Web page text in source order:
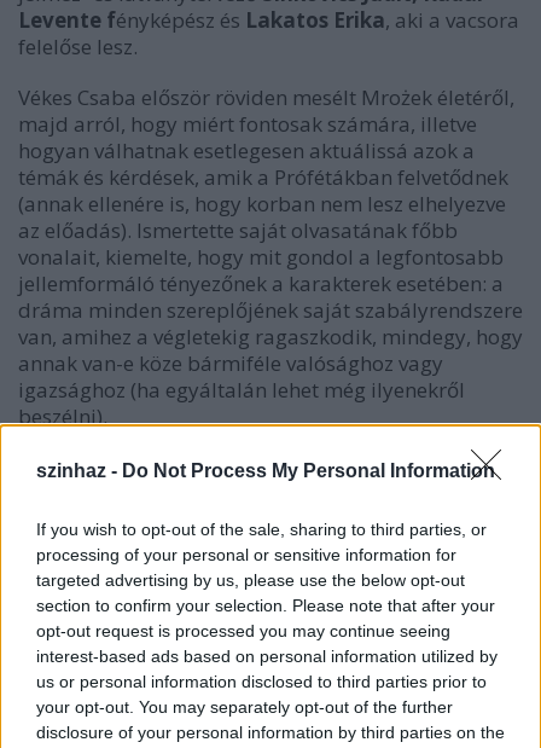
szinhaz - Do Not Process My Personal Information
If you wish to opt-out of the sale, sharing to third parties, or
processing of your personal or sensitive information for
targeted advertising by us, please use the below opt-out
section to confirm your selection. Please note that after your
opt-out request is processed you may continue seeing
interest-based ads based on personal information utilized by
us or personal information disclosed to third parties prior to
your opt-out. You may separately opt-out of the further
disclosure of your personal information by third parties on the
Levente fényképész és Lakatos Erika, aki a vacsora
felelőse lesz.
Vékes Csaba először röviden mesélt Mrożek életéről,
majd arról, hogy miért fontosak számára, illetve
hogyan válhatnak esetlegesen aktuálissá azok a
témák és kérdések, amik a Prófétákban felvetődnek
(annak ellenére is, hogy korban nem lesz elhelyezve
az előadás). Ismertette saját olvasatának főbb
vonalait, kiemelte, hogy mit gondol a legfontosabb
jellemformáló tényezőnek a karakterek esetében: a
dráma minden szereplőjének saját szabályrendszere
van, amihez a végletekig ragaszkodik, mindegy, hogy
annak van-e köze bármiféle valósághoz vagy
igazsághoz (ha egyáltalán lehet még ilyenekről
beszélni).
A rendező bevezetője után a színészek felolvasták a
szünet után Sinkovics Judit beszélt a látvánnyal és a
jelmezekkel kapcsolatban kialakult impresszióiról.
Már egészen kiforrott képe van arról, hogy milyen
atmoszférája van a Prófétákban megjelenő világnak:
fehéret, szürkét, drappot, khakit, fektét és esetleg
néhány folt vöröset képzel egyenlőre a szereplőkre. A
hangulat illusztrálásához hozott néhány képet is,
melyek érezhetően beindították a színészek
fantáziáját is.